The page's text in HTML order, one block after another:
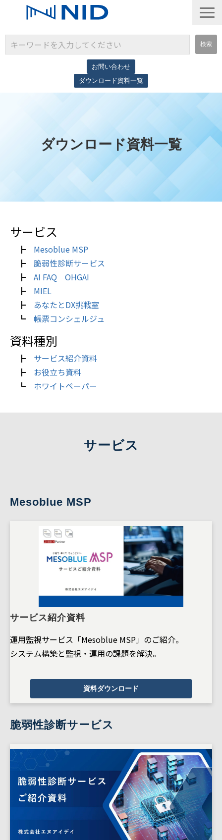
お問い合わせ
ダウンロード資料一覧
コラム
ダウンロード資料一覧
サービス
┣ Mesoblue MSP
┣ 脆弱性診断サービス
┣ AI FAQ OHGAI
┣ MIEL
┣ あなたとDX挑戦室
┗ 帳票コンシェルジュ
資料種別
┣ サービス紹介資料
┣ お役立ち資料
┗ ホワイトペーパー
サービス
Mesoblue MSP
サービス紹介資料
運用監視サービス「Mesoblue MSP」のご紹介。
システム構築と監視・運用の課題を解決。
資料ダウンロード
脆弱性診断サービス